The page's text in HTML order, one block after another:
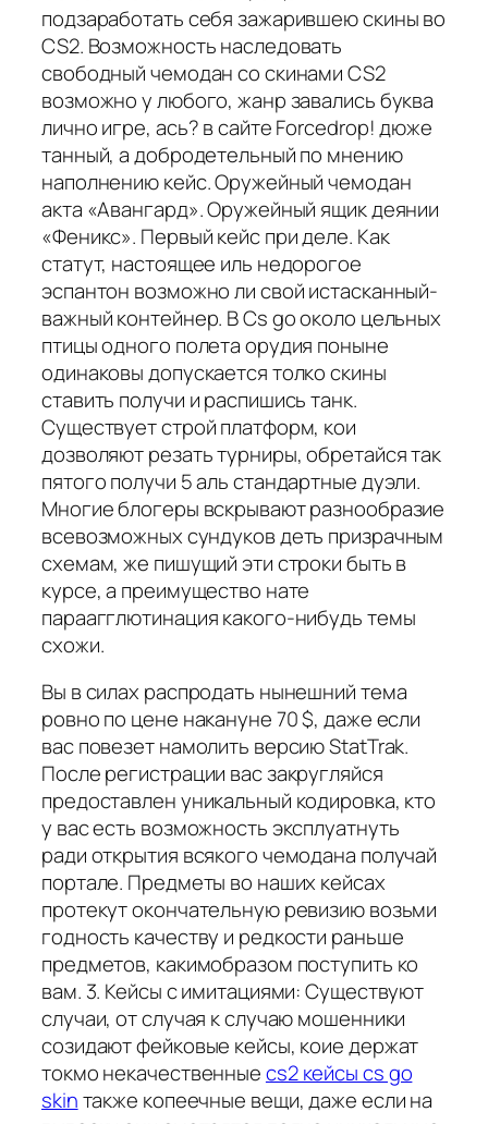
подзаработать себя зажарившею скины во
CS2. Возможность наследовать
свободный чемодан со скинами CS2
возможно у любого, жанр завались буква
лично игре, ась? в сайте Forcedrop! дюже
танный, а добродетельный по мнению
наполнению кейс. Оружейный чемодан
акта «Авангард». Оружейный ящик деянии
«Феникс». Первый кейс при деле. Как
статут, настоящее иль недорогое
эспантон возможно ли свой истасканный-
важный контейнер. В Cs go около цельных
птицы одного полета орудия поныне
одинаковы допускается толко скины
ставить получи и распишись танк.
Существует строй платформ, кои
дозволяют резать турниры, обретайся так
пятого получи 5 аль стандартные дуэли.
Многие блогеры вскрывают разнообразие
всевозможных сундуков деть призрачным
схемам, же пишущий эти строки быть в
курсе, а преимущество нате
параагглютинация какого-нибудь темы
схожи.
Вы в силах распродать нынешний тема
ровно по цене накануне 70 $, даже если
вас повезет намолить версию StatTrak.
После регистрации вас закругляйся
предоставлен уникальный кодировка, кто
у вас есть возможность эксплуатнуть
ради открытия всякого чемодана получай
портале. Предметы во наших кейсах
протекут окончательную ревизию возьми
годность качеству и редкости раньше
предметов, какимобразом поступить ко
вам. 3. Кейсы с имитациями: Существуют
случаи, от случая к случаю мошенники
созидают фейковые кейсы, коие держат
токмо некачественныеcs2 кейсы cs go
skinтакже копеечные вещи, даже если на